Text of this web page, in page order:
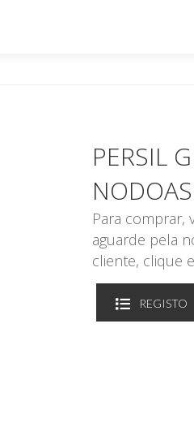
PERSIL
Para comprar,
aguarde pela
cliente, clique
REGISTO